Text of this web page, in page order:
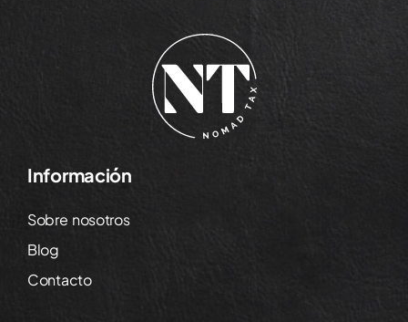
Información
Sobre nosotros
Blog
Contacto